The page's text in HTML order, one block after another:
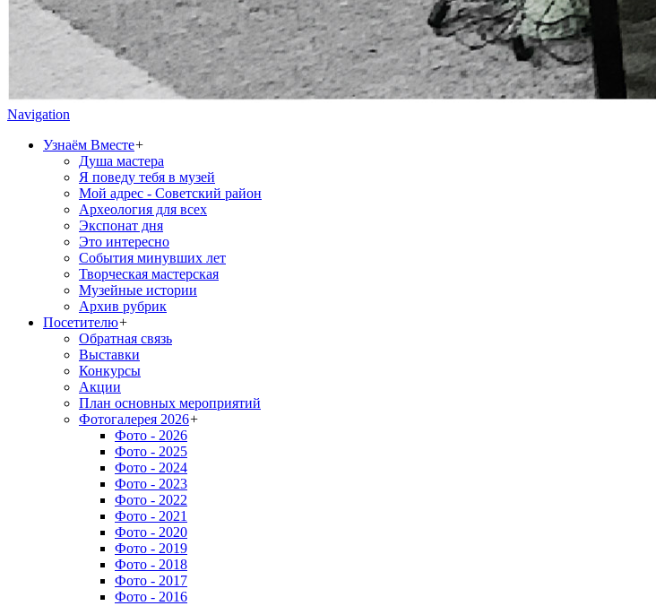
Navigation
Узнаём Вместе+
Душа мастера
Я поведу тебя в музей
Мой адрес - Советский район
Археология для всех
Экспонат дня
Это интересно
События минувших лет
Творческая мастерская
Музейные истории
Архив рубрик
Посетителю+
Обратная связь
Выставки
Конкурсы
Акции
План основных мероприятий
Фотогалерея 2026+
Фото - 2026
Фото - 2025
Фото - 2024
Фото - 2023
Фото - 2022
Фото - 2021
Фото - 2020
Фото - 2019
Фото - 2018
Фото - 2017
Фото - 2016